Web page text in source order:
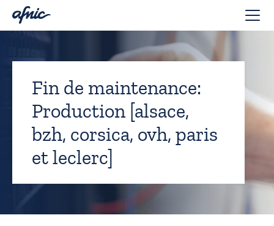
Fin de maintenance:
Production [alsace,
bzh, corsica, ovh, paris
et leclerc]
Panneau de gestion des cookies